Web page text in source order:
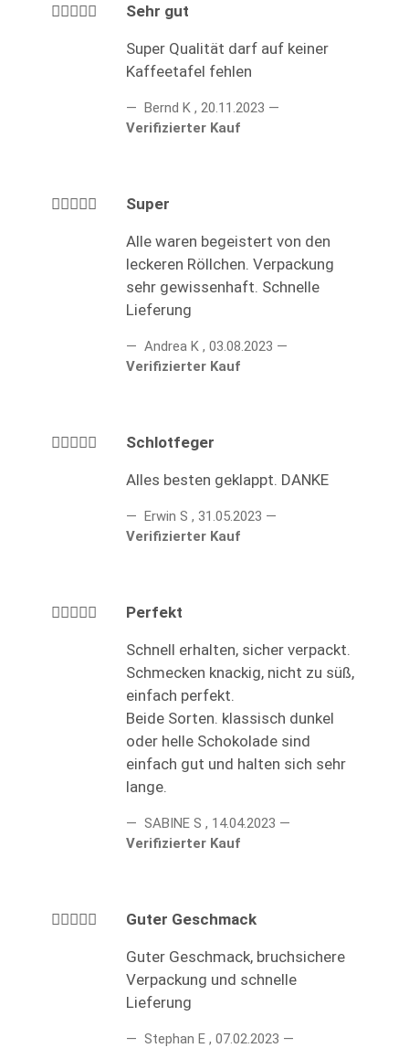
Sehr gut
Super Qualität darf auf keiner
Kaffeetafel fehlen
Bernd K , 20.11.2023
Verifizierter Kauf
Super
Alle waren begeistert von den
leckeren Röllchen. Verpackung
sehr gewissenhaft. Schnelle
Lieferung
Andrea K , 03.08.2023
Verifizierter Kauf
Schlotfeger
Alles besten geklappt. DANKE
Erwin S , 31.05.2023
Verifizierter Kauf
Perfekt
Schnell erhalten, sicher verpackt.
Schmecken knackig, nicht zu süß,
einfach perfekt.
Beide Sorten. klassisch dunkel
oder helle Schokolade sind
einfach gut und halten sich sehr
lange.
SABINE S , 14.04.2023
Verifizierter Kauf
Guter Geschmack
Guter Geschmack, bruchsichere
Verpackung und schnelle
Lieferung
Stephan E , 07.02.2023